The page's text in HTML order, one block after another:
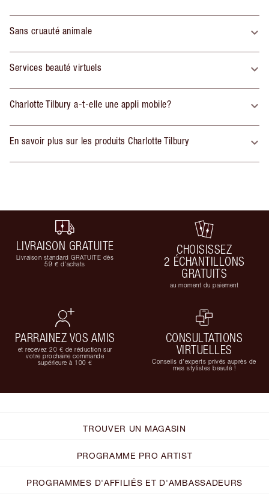
Sans cruauté animale
Services beauté virtuels
Charlotte Tilbury a-t-elle une appli mobile?
En savoir plus sur les produits Charlotte Tilbury
LIVRAISON GRATUITE
Livraison standard GRATUITE dès
59 € d'achats
CHOISISSEZ
2 ÉCHANTILLONS
GRATUITS
au moment du paiement
PARRAINEZ VOS AMIS
et recevez 20 € de réduction sur
votre prochaine commande
supérieure à 100 €
CONSULTATIONS
VIRTUELLES
Conseils d'experts privés auprès de
mes stylistes beauté !
TROUVER UN MAGASIN
PROGRAMME PRO ARTIST
PROGRAMMES D'AFFILIÉS ET D'AMBASSADEURS